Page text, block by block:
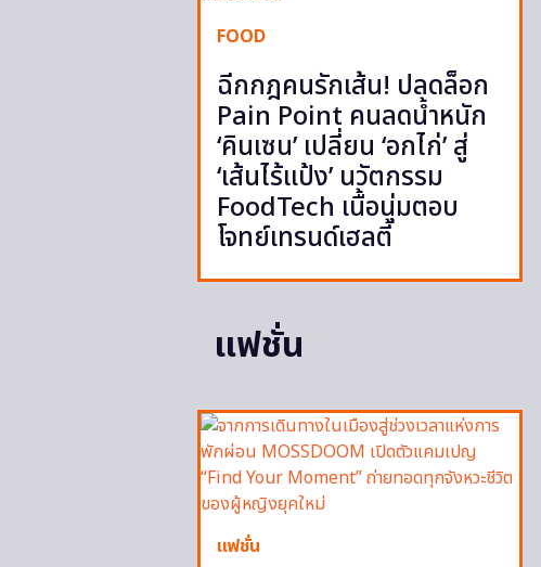
FOOD
ฉีกกฎคนรักเส้น! ปลดล็อก
Pain Point คนลดน้ำหนัก
‘คินเซน’ เปลี่ยน ‘อกไก่’ สู่
‘เส้นไร้แป้ง’ นวัตกรรม
FoodTech เนื้อนุ่มตอบ
โจทย์เทรนด์เฮลตี้
แฟชั่น
แฟชั่น